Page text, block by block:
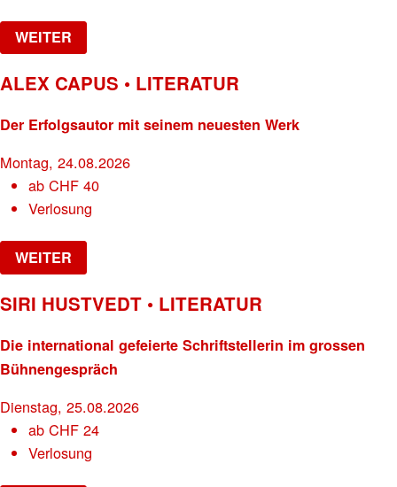
WEITER
ALEX CAPUS • LITERATUR
Der Erfolgsautor mit seinem neuesten Werk
Montag, 24.08.2026
abCHF 40
Verlosung
WEITER
SIRI HUSTVEDT • LITERATUR
Die international gefeierte Schriftstellerin im grossen
Bühnengespräch
Dienstag, 25.08.2026
abCHF 24
Verlosung